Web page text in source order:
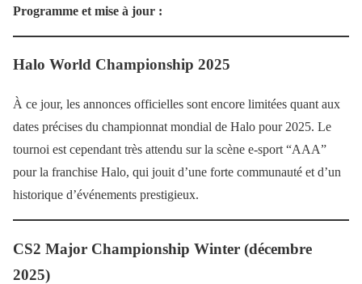
Programme et mise à jour :
Halo World Championship 2025
À ce jour, les annonces officielles sont encore limitées quant aux
dates précises du championnat mondial de Halo pour 2025. Le
tournoi est cependant très attendu sur la scène e-sport “AAA”
pour la franchise Halo, qui jouit d’une forte communauté et d’un
historique d’événements prestigieux.
CS2 Major Championship Winter (décembre
2025)